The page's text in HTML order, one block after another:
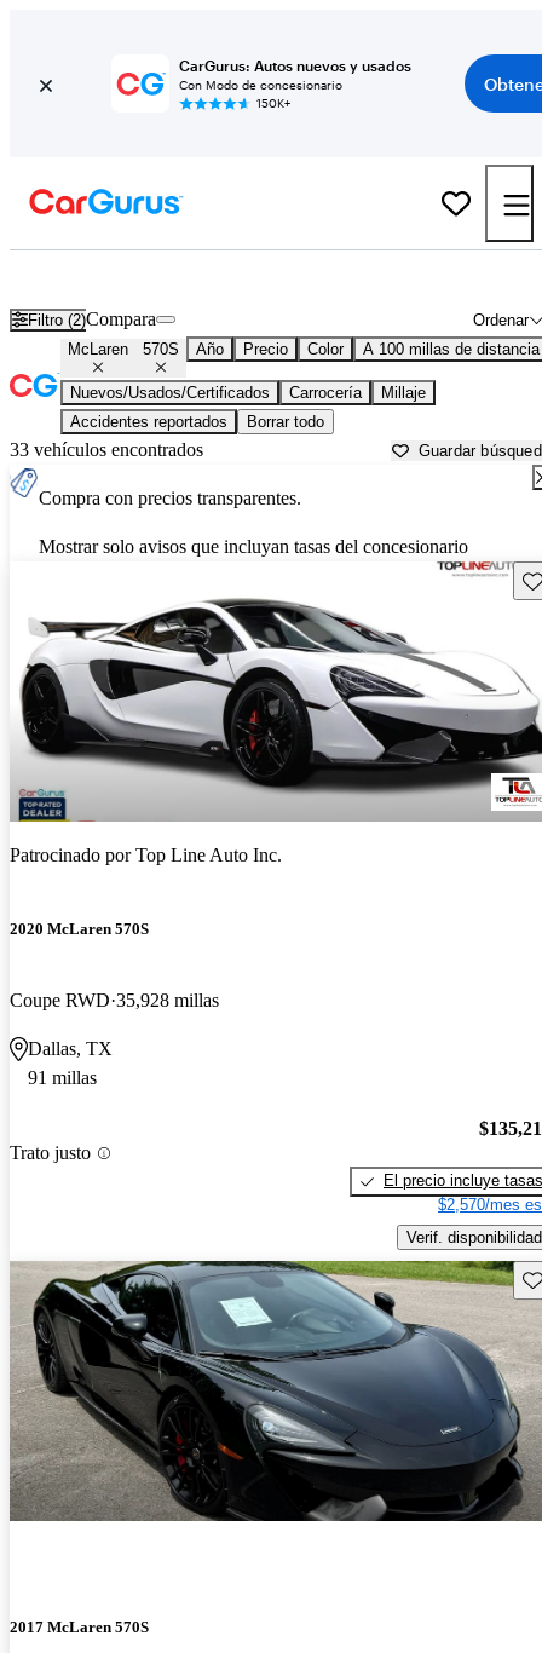
CarGurus: Autos nuevos y usados
Con Modo de concesionario
150K+
Filtro (2) Ordenar
Compara
McLaren 570S Año Precio Color A 100 millas de distancia
Nuevos/Usados/Certificados Carrocería
Millaje
Accidentes reportados
Borrar todo
33 vehículos encontrados Guardar
Compra con precios transparentes.
Mostrar solo avisos que incluyan tasas del concesionario
Patrocinado porTop Line Auto Inc.
2020 McLaren 570S
Coupe RWD 35,928 millas
Dallas, TX
91 millas
Trato justo
El precio incluye tasas
$2,570/mes
Verif. disponibilidad
2017 McLaren 570S